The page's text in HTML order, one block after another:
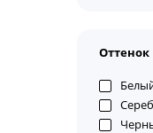
Оттенок